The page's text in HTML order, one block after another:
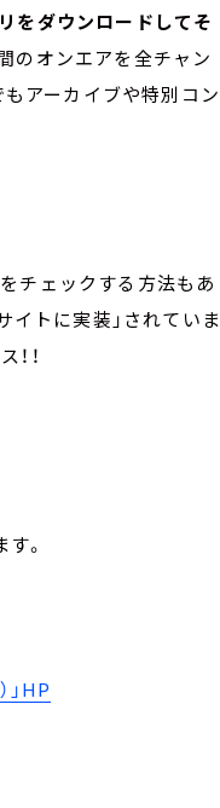
をダウンロードしてそ
のオンエアを全チャン
もアーカイブや特別コン
チェックする方法もあ
トに実装」されていま
ービス！！
。
」HP